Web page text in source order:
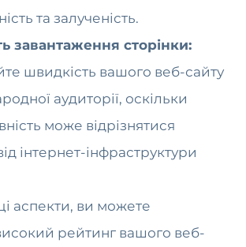
та залученість.
завантаження сторінки:
швидкість вашого веб-сайту
аудиторії, оскільки
може відрізнятися
інтернет-інфраструктури
аспекти, ви можете
рейтинг вашого веб-